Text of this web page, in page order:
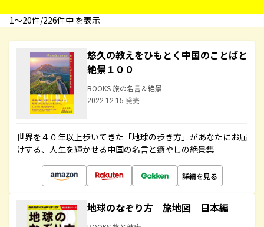
1〜20件/226件中 を表示
悠久の教えをひもとく中国のことばと
絶景１００
BOOKS 旅の名言＆絶景
2022.12.15 発売
世界を４０年以上歩いてきた「地球の歩き方」があなたにお届
けする、人生を輝かせる中国の名言と癒やしの絶景集
詳細を見る
地球のなぞり方 旅地図 日本編